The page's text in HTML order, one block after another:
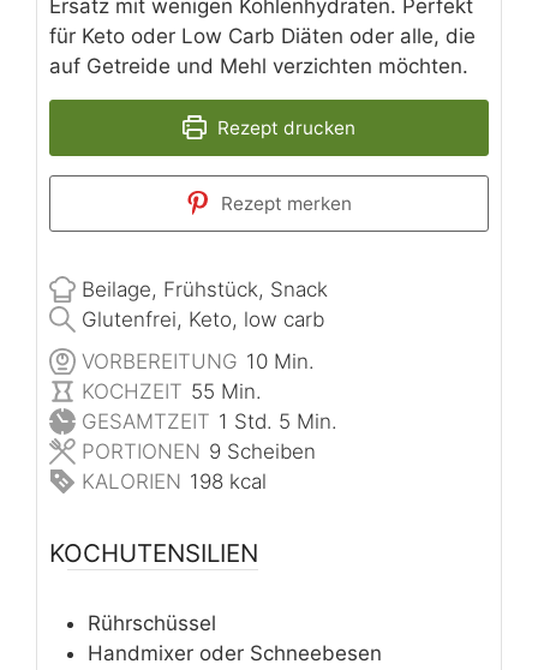
Ersatz mit wenigen Kohlenhydraten. Perfekt
für Keto oder Low Carb Diäten oder alle, die
auf Getreide und Mehl verzichten möchten.
Rezept drucken
Rezept merken
Beilage, Frühstück, Snack
Glutenfrei, Keto, low carb
VORBEREITUNG 10Minuten
Min.
KOCHZEIT 55Minuten
Min.
GESAMTZEIT 1 Stunde
Std. 5Minuten
Min.
PORTIONEN 9 Scheiben
KALORIEN 198 kcal
KOCHUTENSILIEN
Rührschüssel
Handmixer oder Schneebesen